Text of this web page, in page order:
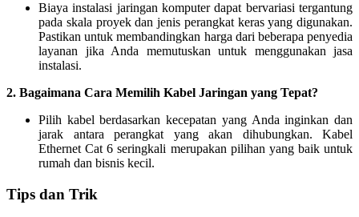
Biaya instalasi jaringan komputer dapat bervariasi tergantung
pada skala proyek dan jenis perangkat keras yang digunakan.
Pastikan untuk membandingkan harga dari beberapa penyedia
layanan jika Anda memutuskan untuk menggunakan jasa
instalasi.
2. Bagaimana Cara Memilih Kabel Jaringan yang Tepat?
Pilih kabel berdasarkan kecepatan yang Anda inginkan dan
jarak antara perangkat yang akan dihubungkan. Kabel
Ethernet Cat 6 seringkali merupakan pilihan yang baik untuk
rumah dan bisnis kecil.
Tips dan Trik